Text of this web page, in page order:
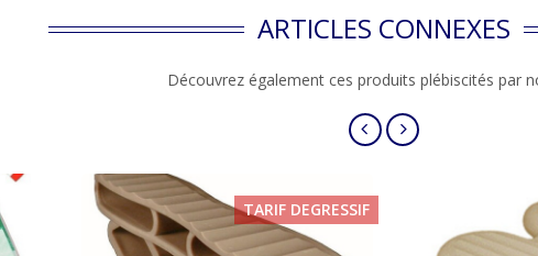
ARTICLES CONNEXES
Découvrez également ces produits plébiscités par
TARIF DEGRESSIF